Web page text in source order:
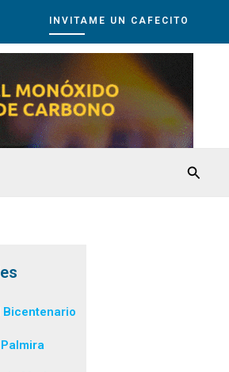
INVITAME UN CAFECITO
Bicentenario